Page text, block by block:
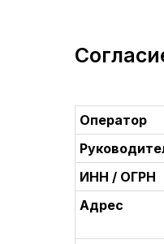
Оператор
ИНН / ОГРН
Адрес